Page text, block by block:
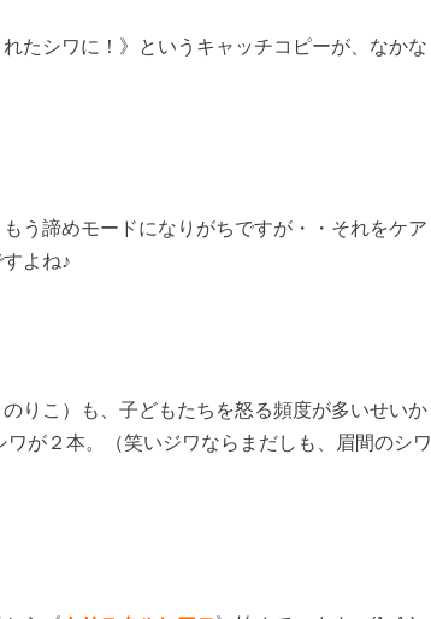
れたシワに！》というキャッチコピーが、なかな
う諦めモードになりがちですが・・それをケア
よね♪
りこ）も、子どもたちを怒る頻度が多いせいか
ワが２本。（笑いジワならまだしも、眉間のシワ